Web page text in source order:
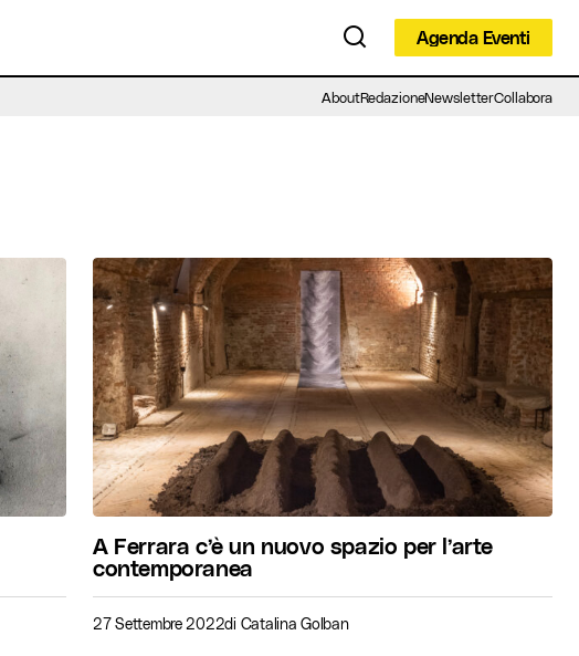
Agenda Eventi
Agenda Eventi
AboutRedazioneNewsletterCollabora
A Ferrara c’è un nuovo spazio per l’arte
contemporanea
27 Settembre 2022di Catalina Golban